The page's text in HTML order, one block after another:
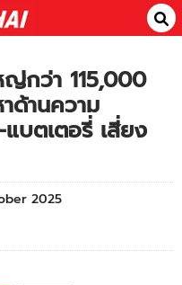
ญ่กว่า 115,000
านความ
บตเตอรี่ เสี่ยง
2025